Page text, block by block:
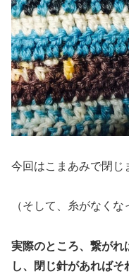
今回はこまあみで閉じ
（そして、糸がなく
実際のところ、繋がれ
し、閉じ針があれば